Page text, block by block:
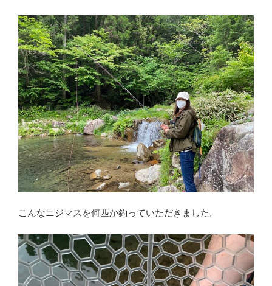
こんなニジマスを何匹か釣っていただきました。